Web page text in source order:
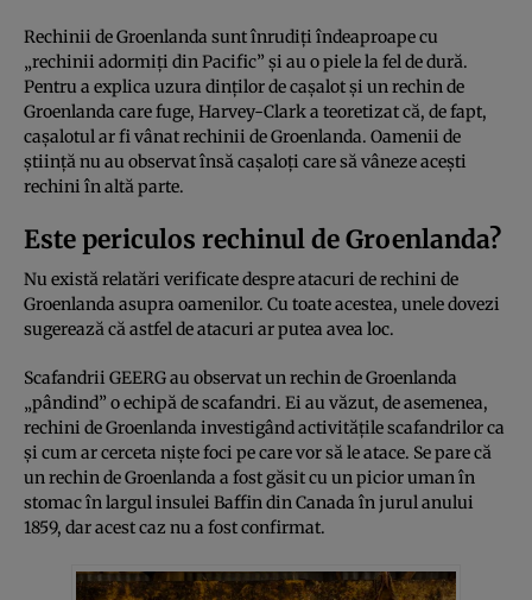
Rechinii de Groenlanda sunt înrudiți îndeaproape cu
„rechinii adormiți din Pacific” și au o piele la fel de dură.
Pentru a explica uzura dinților de cașalot și un rechin de
Groenlanda care fuge, Harvey-Clark a teoretizat că, de fapt,
cașalotul ar fi vânat rechinii de Groenlanda. Oamenii de
știință nu au observat însă cașaloți care să vâneze acești
rechini în altă parte.
Este periculos rechinul de Groenlanda?
Nu există relatări verificate despre atacuri de rechini de
Groenlanda asupra oamenilor. Cu toate acestea, unele dovezi
sugerează că astfel de atacuri ar putea avea loc.
Scafandrii GEERG au observat un rechin de Groenlanda
„pândind” o echipă de scafandri. Ei au văzut, de asemenea,
rechini de Groenlanda investigând activitățile scafandrilor ca
și cum ar cerceta niște foci pe care vor să le atace. Se pare că
un rechin de Groenlanda a fost găsit cu un picior uman în
stomac în largul insulei Baffin din Canada în jurul anului
1859, dar acest caz nu a fost confirmat.